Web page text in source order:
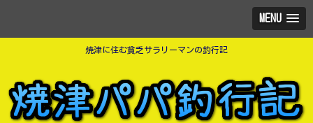
MENU
焼津に住む貧乏サラリーマンの釣行記